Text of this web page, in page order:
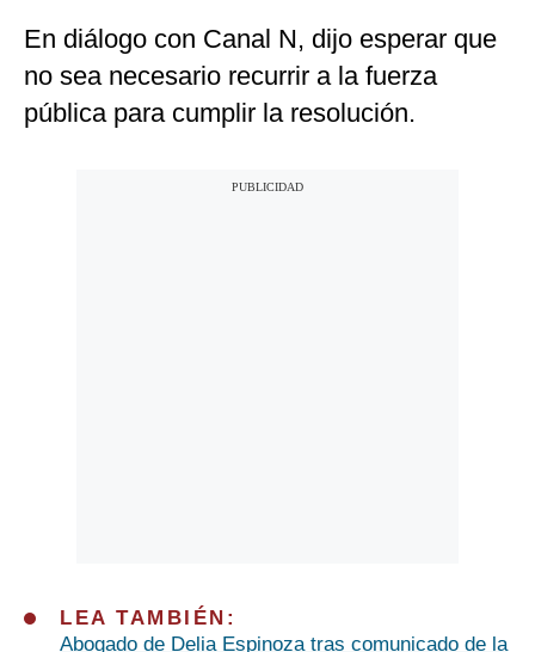
En diálogo con Canal N, dijo esperar que
no sea necesario recurrir a la fuerza
pública para cumplir la resolución.
LEA TAMBIÉN:
Abogado de Delia Espinoza tras comunicado de la